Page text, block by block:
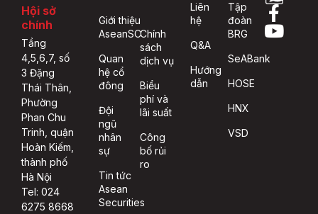
Hội sở
chính
Tầng
4,5,6,7, số
3 Đặng
Thái Thân,
Phường
Phan Chu
Trinh, quận
Hoàn Kiếm,
thành phố
Hà Nội
Tel: 024
6275 8668
Giới thiệu
AseanSC
Quan
hệ cổ
đông
Đội
ngũ
nhân
sự
Tin tức
Asean
Securities
Chính
sách
dịch vụ
Biểu
phí và
lãi suất
Công
bố rủi
ro
Liên
hệ
Q&A
Hướng
dẫn
Tập
đoàn
BRG
SeABank
HOSE
HNX
VSD